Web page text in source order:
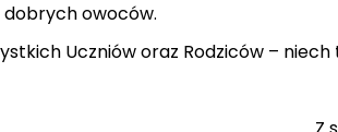
dobrych owoców.
Uczniów oraz Rodziców –